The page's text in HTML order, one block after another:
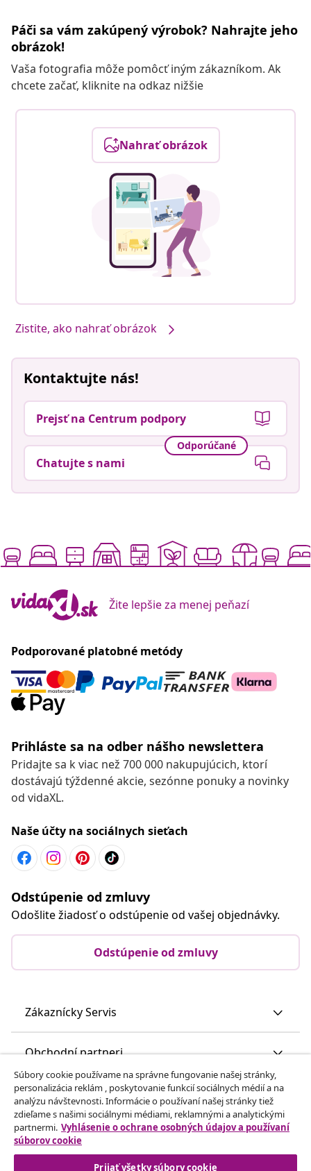
Páči sa vám zakúpený výrobok? Nahrajte jeho
obrázok!
Vaša fotografia môže pomôcť iným zákazníkom. Ak
chcete začať, kliknite na odkaz nižšie
Nahrať obrázok
Zistite, ako nahrať obrázok
Kontaktujte nás!
Prejsť na Centrum podpory
Odporúčané
Chatujte s nami
Žite lepšie za menej peňazí
Podporované platobné metódy
Prihláste sa na odber nášho newslettera
Pridajte sa k viac než 700 000 nakupujúcich, ktorí
dostávajú týždenné akcie, sezónne ponuky a novinky
od vidaXL.
Naše účty na sociálnych sieťach
Odstúpenie od zmluvy
Odošlite žiadosť o odstúpenie od vašej objednávky.
Odstúpenie od zmluvy
Zákaznícky Servis
Obchodní partneri
vidaXL
Nájdite viac
Súbory cookie používame na správne fungovanie našej stránky,
personalizácia reklám , poskytovanie funkcií sociálnych médií a na
analýzu návštevnosti. Informácie o používaní našej stránky tiež
zdieľame s našimi sociálnymi médiami, reklamnými a analytickými
partnermi. Vyhlásenie o ochrane osobných údajov a používaní
súborov cookie
Prijať všetky súbory cookie